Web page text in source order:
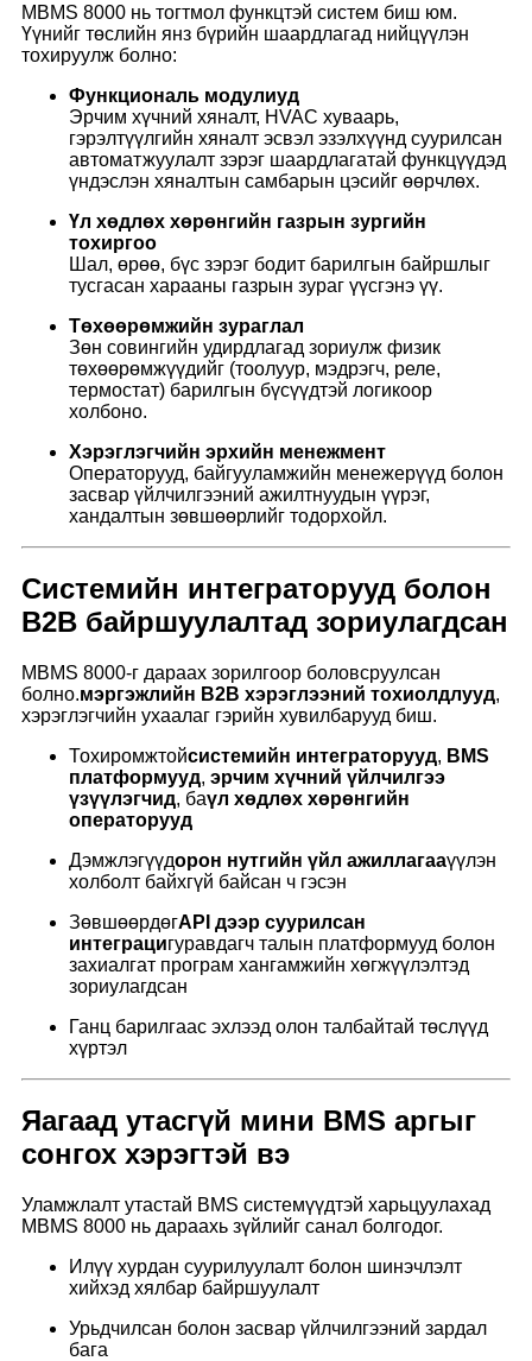
MBMS 8000 нь тогтмол функцтэй систем биш юм.
Үүнийг төслийн янз бүрийн шаардлагад нийцүүлэн
тохируулж болно:
Функциональ модулиуд
Эрчим хүчний хяналт, HVAC хуваарь,
гэрэлтүүлгийн хяналт эсвэл эзэлхүүнд суурилсан
автоматжуулалт зэрэг шаардлагатай функцүүдэд
үндэслэн хяналтын самбарын цэсийг өөрчлөх.
Үл хөдлөх хөрөнгийн газрын зургийн
тохиргоо
Шал, өрөө, бүс зэрэг бодит барилгын байршлыг
тусгасан харааны газрын зураг үүсгэнэ үү.
Төхөөрөмжийн зураглал
Зөн совингийн удирдлагад зориулж физик
төхөөрөмжүүдийг (тоолуур, мэдрэгч, реле,
термостат) барилгын бүсүүдтэй логикоор
холбоно.
Хэрэглэгчийн эрхийн менежмент
Операторууд, байгууламжийн менежерүүд болон
засвар үйлчилгээний ажилтнуудын үүрэг,
хандалтын зөвшөөрлийг тодорхойл.
Системийн интеграторууд болон
B2B байршуулалтад зориулагдсан
MBMS 8000-г дараах зорилгоор боловсруулсан
болно.мэргэжлийн B2B хэрэглээний тохиолдлууд,
хэрэглэгчийн ухаалаг гэрийн хувилбарууд биш.
Тохиромжтойсистемийн интеграторууд, BMS
платформууд, эрчим хүчний үйлчилгээ
үзүүлэгчид, баүл хөдлөх хөрөнгийн
операторууд
Дэмжлэгүүдорон нутгийн үйл ажиллагааүүлэн
холболт байхгүй байсан ч гэсэн
ЗөвшөөрдөгAPI дээр суурилсан
интеграцигуравдагч талын платформууд болон
захиалгат програм хангамжийн хөгжүүлэлтэд
зориулагдсан
Ганц барилгаас эхлээд олон талбайтай төслүүд
хүртэл
Яагаад утасгүй мини BMS аргыг
сонгох хэрэгтэй вэ
Уламжлалт утастай BMS системүүдтэй харьцуулахад
MBMS 8000 нь дараахь зүйлийг санал болгодог.
Илүү хурдан суурилуулалт болон шинэчлэлт
хийхэд хялбар байршуулалт
Урьдчилсан болон засвар үйлчилгээний зардал
бага